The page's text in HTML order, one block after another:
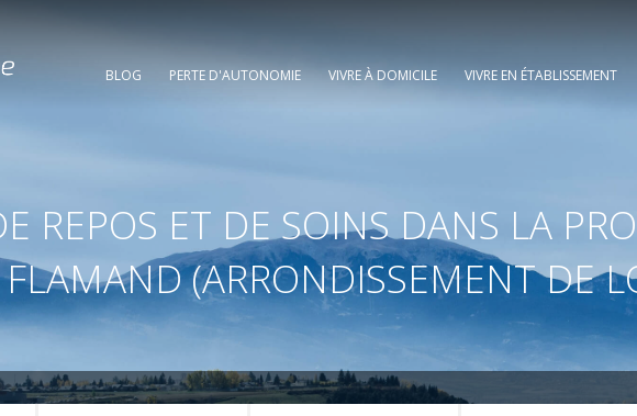
BLOG PERTE D'AUTONOMIE VIVRE À DOMICILE VIVRE EN ÉTABLISSEMENT
REPOS ET DE SOINS DANS LA
(ARRONDISSEMENT DE